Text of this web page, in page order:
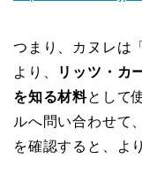
つまり、カヌレは
より、
リッツ・カ
を知る材料として
ルへ問い合わせて
を確認すると、よ